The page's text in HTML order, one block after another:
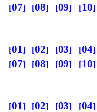
07
08 09 10
01 02 03 04
07
08 09 10
01 02 03 04